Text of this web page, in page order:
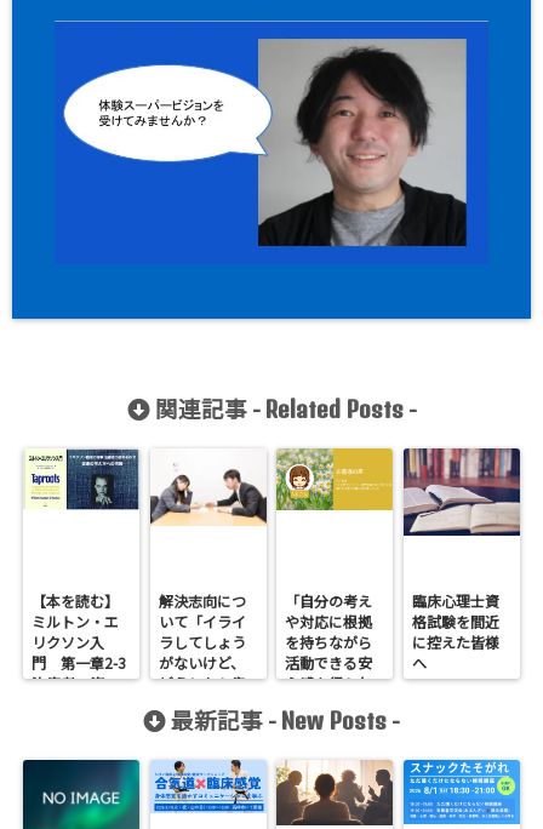
関連記事 - Related Posts-
【本を読む】
ミルトン・エ
リクソン入
門 第一章2-3
治療者の姿
解決志向につ
いて「イライ
ラしてしょう
がないけど、
どうしたら良
質問にカウン
答えるのか？
「自分の考え
や対応に根拠
を持ちながら
活動できる安
心感を得られ
認心理師 A.K
臨床心理士資
格試験を間近
に控えた皆様
へ
最新記事 - New Posts -